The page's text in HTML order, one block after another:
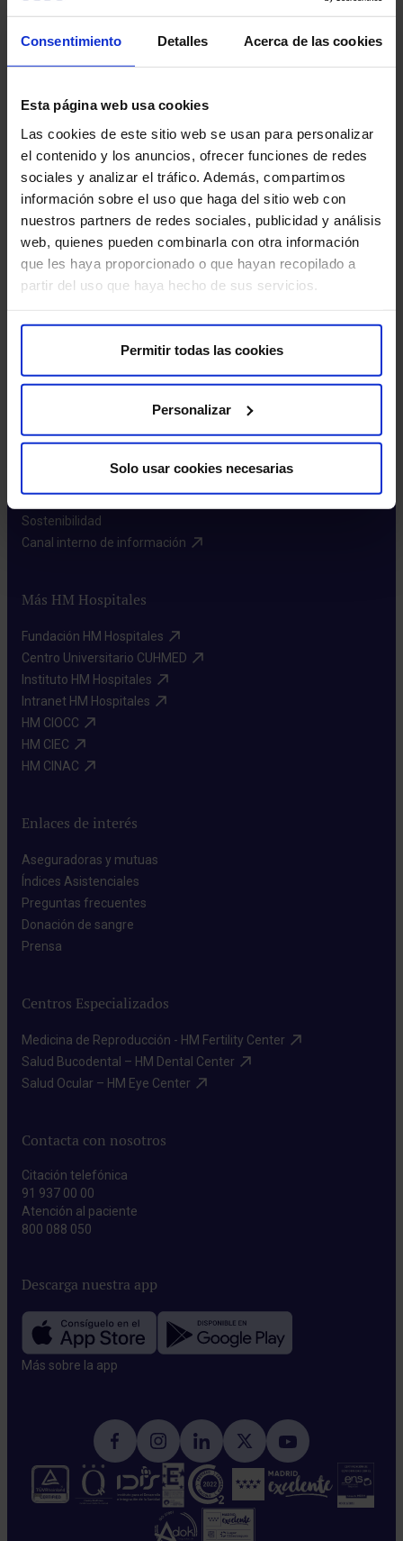
Consentimiento Detalles Acerca de las cookies
Esta página web usa cookies
Las cookies de este sitio web se usan para personalizar
el contenido y los anuncios, ofrecer funciones de redes
sociales y analizar el tráfico. Además, compartimos
información sobre el uso que haga del sitio web con
nuestros partners de redes sociales, publicidad y análisis
web, quienes pueden combinarla con otra información
que les haya proporcionado o que hayan recopilado a
partir del uso que haya hecho de sus servicios.
Permitir todas las cookies
Personalizar
Solo usar cookies necesarias
Taller de Relajación «Date un Respiro»
DÍA: 24 de febrero de 2015 HORA: 17:00 – 18:30hLUGAR:
Hospital Universitario HM MonteprincipeAula 5, Edificio
de Docenci…
Leer más
Quiénes somos​
Trabaja con nosotros​
Rincón del accionista​
Sostenibilidad​
Canal interno de información​
Más HM Hospitales
Fundación HM Hospitales​
Centro Universitario CUHMED​
Instituto HM Hospitales​
Intranet HM Hospitales​
HM CIOCC​
HM CIEC​
HM CINAC​
Enlaces de interés
Aseguradoras y mutuas​
Índices Asistenciales​
Preguntas frecuentes​
Donación de sangre​
Prensa​
Centros Especializados
Medicina de Reproducción - HM Fertility Center​
Salud Bucodental – HM Dental Center​
Salud Ocular – HM Eye Center​
Contacta con nosotros
Citación telefónica
91 937 00 00
Atención al paciente
800 088 050
Descarga nuestra app
Más sobre la app​